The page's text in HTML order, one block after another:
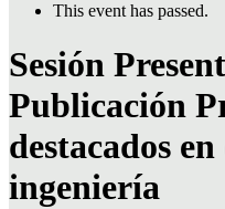
This event has passed.
Sesión
Publicación
destacados
ingeniería